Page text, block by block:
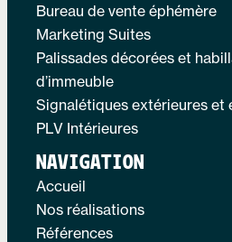
Bureau de vente éphémère
Marketing Suites
Palissades décorées et
d’immeuble
Signalétiques extérieures et
PLV Intérieures
NAVIGATION
Accueil
Nos réalisations
Références